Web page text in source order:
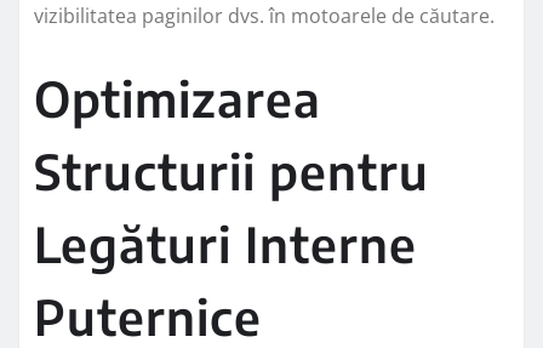
vizibilitatea paginilor dvs. în motoarele de căutare.
Optimizarea
Structurii pentru
Legături Interne
Puternice